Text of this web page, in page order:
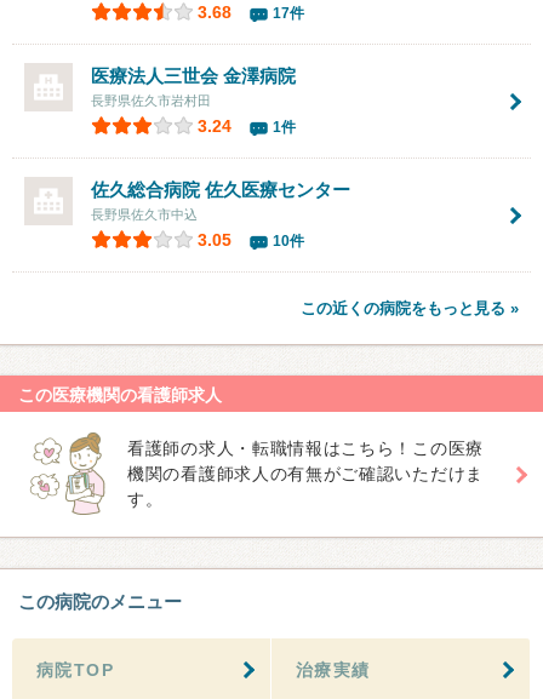
3.68 17件
医療法人三世会金澤病院
長野県佐久市岩村田
3.24 1件
佐久総合病院 佐久医療センター
長野県佐久市中込
3.05 10件
この近くの病院をもっと見る »
この医療機関の看護師求人
看護師の求人・転職情報はこちら！この医療
機関の看護師求人の有無がご確認いただけま
す。
この病院のメニュー
病院TOP 治療実績